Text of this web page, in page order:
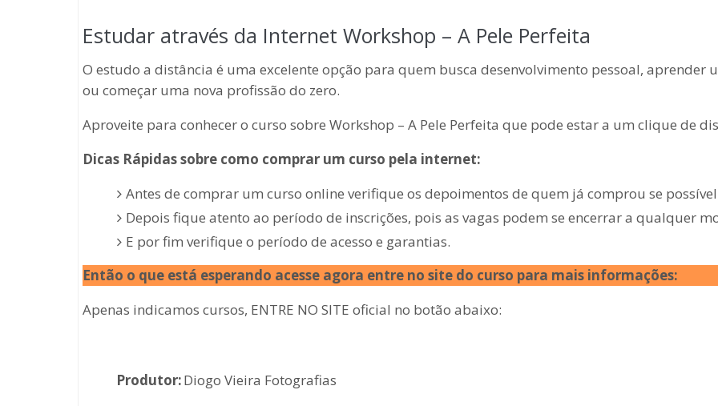
Estudar através da Internet Workshop – A Pele Perfeita
O estudo a distância é uma excelente opção para quem busca desenvolvimento pessoal,
ou começar uma nova profissão do zero.
Aproveite para conhecer o curso sobre Workshop – A Pele Perfeita que pode estar a um clique de
Dicas Rápidas sobre como comprar um curso pela internet:
Antes de comprar um curso online verifique os depoimentos de quem já comprou se
Depois fique atento ao período de inscrições, pois as vagas podem se encerrar a qualquer
E por fim verifique o período de acesso e garantias.
Então o que está esperando acesse agora entre no site do curso para mais informações:
Apenas indicamos cursos, ENTRE NO SITE oficial no botão abaixo:
Produtor:Diogo Vieira Fotografias